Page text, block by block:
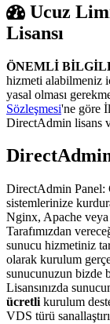
Ucuz
Lisansı
ÖNEMLİ
hizmeti alabilmeniz
yasal olması
Sözleşmesi'ne göre
DirectAdmin lisans
DirectAdmin Panel:
sistemlerinize
Nginx, Apache veya
Tarafımızdan
sunucu hizmetiniz
olarak kurulum
sunucunuzun bizde
Lisansınızda
ücretli kurulum
VDS türü